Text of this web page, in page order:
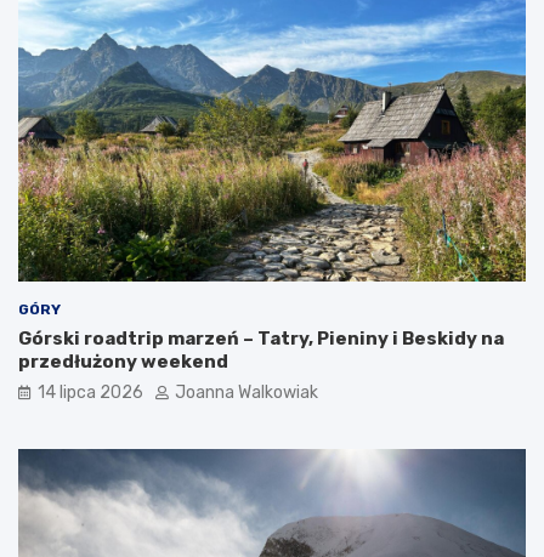
a
c
j
GÓRY
Górski roadtrip marzeń – Tatry, Pieniny i Beskidy na
przedłużony weekend
14 lipca 2026 Joanna Walkowiak